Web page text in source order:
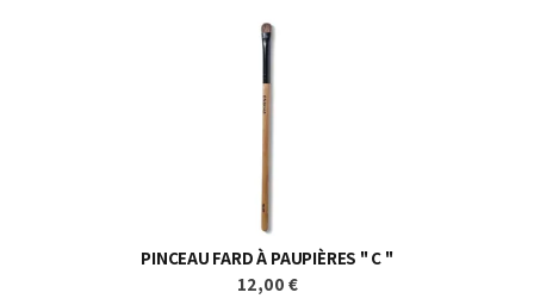
PINCEAU FARD À PAUPIÈRES " C "
12,00 €